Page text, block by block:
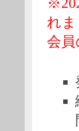
れ
会員